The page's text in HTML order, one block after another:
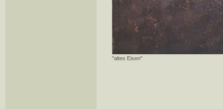
"altes Eisen"